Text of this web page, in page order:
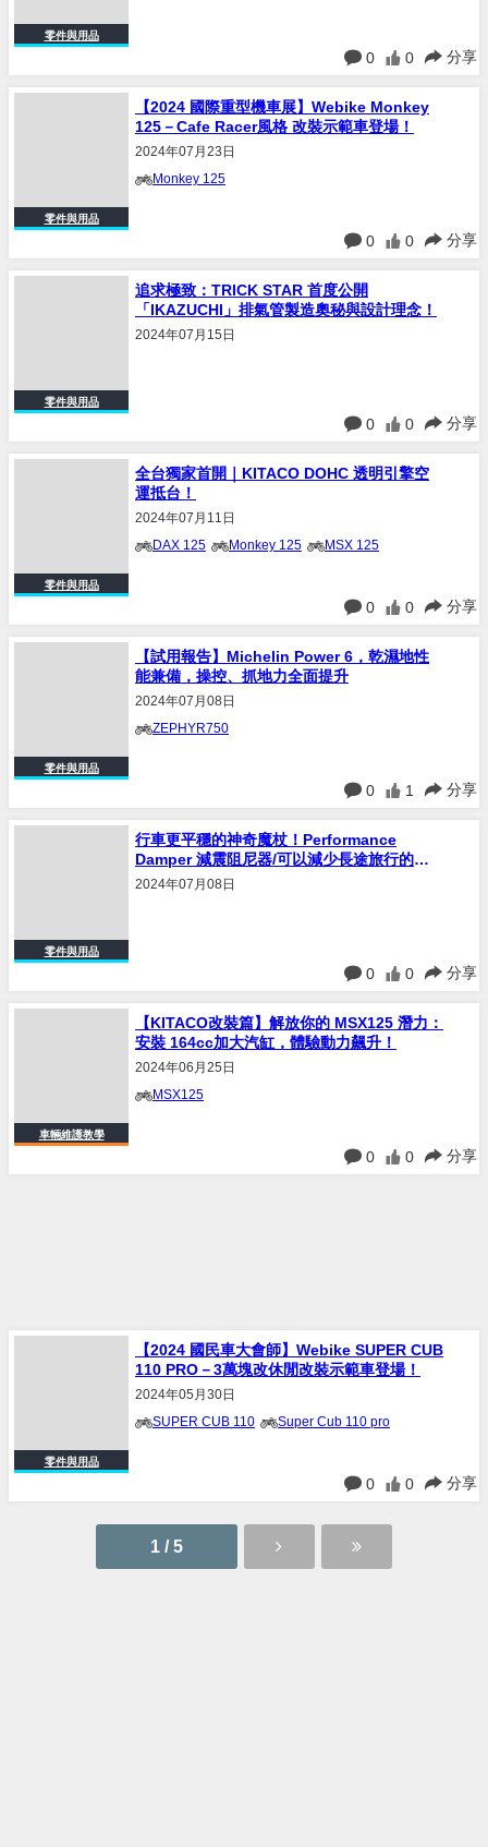
零件與用品
0 0 分享
零件與用品
【2024 國際重型機車展】Webike Monkey
125－Cafe Racer風格 改裝示範車登場！
2024年07月23日
0 0 分享
零件與用品
追求極致：TRICK STAR 首度公開
「IKAZUCHI」排氣管製造奧秘與設計理念！
2024年07月15日
0 0 分享
零件與用品
全台獨家首開｜KITACO DOHC 透明引擎空
運抵台！
2024年07月11日
0 0 分享
零件與用品
【試用報告】Michelin Power 6，乾濕地性
能兼備，操控、抓地力全面提升
2024年07月08日
0 1 分享
零件與用品
行車更平穩的神奇魔杖！Performance
Damper 減震阻尼器/可以減少長途旅行的疲
勞！ (Part 1)
2024年07月08日
0 0 分享
車輛維護教學
【KITACO改裝篇】解放你的 MSX125 潛力：
安裝 164cc加大汽缸，體驗動力飆升！
2024年06月25日
0 0 分享
零件與用品
【2024 國民車大會師】Webike SUPER CUB
110 PRO－3萬塊改休閒改裝示範車登場！
2024年05月30日
0 0 分享
1 / 5